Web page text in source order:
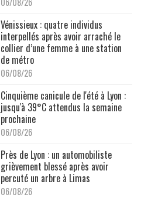
Vénissieux : quatre individus
interpellés après avoir arraché le
collier d’une femme à une station
de métro
06/08/26
Cinquième canicule de l'été à Lyon :
jusqu'à 39°C attendus la semaine
prochaine
06/08/26
Près de Lyon : un automobiliste
grièvement blessé après avoir
percuté un arbre à Limas
06/08/26